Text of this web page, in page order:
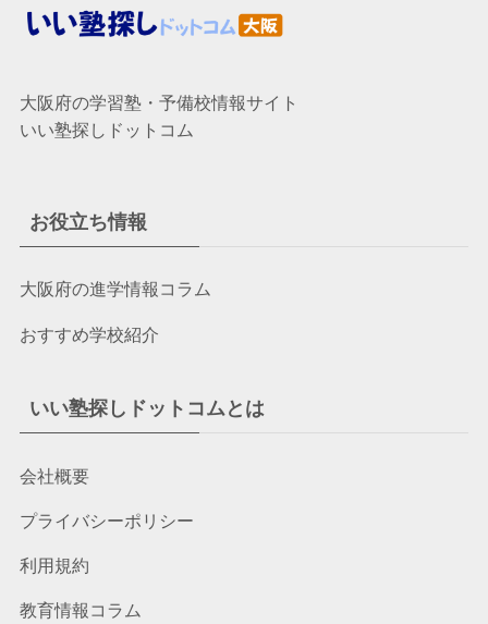
大阪府の学習塾・予備校情報サイト
いい塾探しドットコム
お役立ち情報
大阪府の進学情報コラム
おすすめ学校紹介
いい塾探しドットコムとは
会社概要
プライバシーポリシー
利用規約
教育情報コラム